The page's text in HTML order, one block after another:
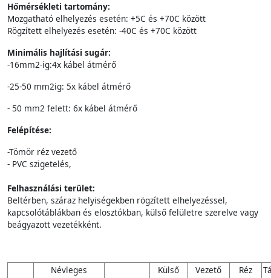
Hőmérsékleti tartomány:
Mozgatható elhelyezés esetén: +5C és +70C között
Rögzített elhelyezés esetén: -40C és +70C között
Minimális hajlítási sugár:
-16mm2-ig:4x kábel átmérő
-25-50 mm2ig: 5x kábel átmérő
- 50 mm2 felett: 6x kábel átmérő
Felépítése:
-Tömör réz vezető
- PVC szigetelés,
Felhasználási terület:
Beltérben, száraz helyiségekben rögzített elhelyezéssel,
kapcsolótáblákban és elosztókban, külső felületre szerelve vagy
beágyazott vezetékként.
Névleges
Külső
Vezető
Réz